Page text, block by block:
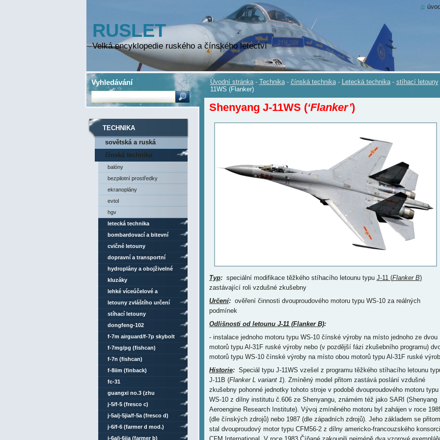
RUSLET
Velká encyklopedie ruského a čínského letectví
Úvodní stránka - Technika - čínská technika - Letecká technika - stíhací letouny
11WS (Flanker)
Shenyang J-11WS (‘Flanker’)
Typ:speciální modifikace těžkého stíhacího letounu typu J-11 (Flanker B)
zastávající roli vzdušné zkušebny
Určení:ověření činnosti dvouproudového motoru typu WS-10 za reálných
podmínek
Odlišnosti od letounu J-11 (Flanker B):
- instalace jednoho motoru typu WS-10 čínské výroby na místo jednoho ze dvou
motorů typu Al-31F ruské výroby nebo (v pozdější fázi zkušebního programu)
motorů typu WS-10 čínské výroby na místo obou motorů typu Al-31F ruské
Historie:Speciál typu J-11WS vzešel z programu těžkého stíhacího letounu
J-11B (Flanker L variant 1). Zmíněný model přitom zastává poslání vzdušné
zkušebny pohonné jednotky tohoto stroje v podobě dvouproudového motoru typu
WS-10 z dílny institutu č.606 ze Shenyangu, známém též jako SARI (Shenyang
Aeroengine Research Institute). Vývoj zmíněného motoru byl zahájen v roce
(dle čínských zdrojů) nebo 1987 (dle západních zdrojů). Jeho základem se přitom
stal dvouproudový motor typu CFM56-2 z dílny americko-francouzského
TECHNIKA
sovětská a ruská
technika
čínská technika
balóny
bezpilotní prostředky
ekranoplány
evtol
hgv
letecká technika
bombardovací a bitevní
letouny
cvičné letouny
dopravní a transportní
letouny
hydroplány a obojživelné
letouny
kluzáky
lehké víceúčelové a
sportovní letouny
letouny zvláštího určení
stíhací letouny
dongfeng-102
f-7m airguard/f-7p skybolt
(fishcan)
f-7mg/pg (fishcan)
f-7n (fishcan)
f-8iim (finback)
fc-31
guangxi no.3 (zhu
rongzhang)
j-5/f-5 (fresco c)
j-5a/j-5jia/f-5a (fresco d)
j-6/f-6 (farmer d mod.)
j-6a/j-6jia (farmer b)
Vyhledávání